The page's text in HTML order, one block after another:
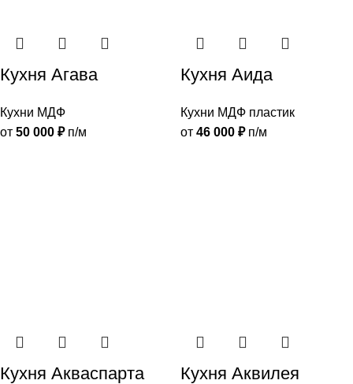
Кухня Агава
Кухни МДФ
от 50 000 ₽п/м
Кухня Аида
Кухни МДФ пластик
от 46 000 ₽п/м
Кухня Акваспарта Кухня Аквилея